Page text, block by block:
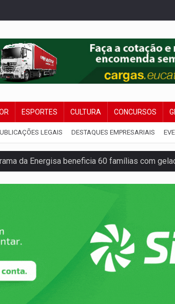
ESPORTES CULTURA CONCURSOS
LEGAIS DESTAQUES EMPRESARIAIS
da Energisa beneficia 60 famílias com
obtém condenação de réu a 21 anos de
do Cinderondônia apresenta
cinco veículos em obra de recapeamento na
Ideb 2025 entre redes municipais de
inicia fases regionais e reúne mais de 7,3 mil
escuridão e insegurança na Estrada dos